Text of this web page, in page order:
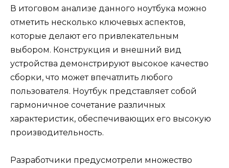
В итоговом анализе данного ноутбука можно
отметить несколько ключевых аспектов,
которые делают его привлекательным
выбором. Конструкция и внешний вид
устройства демонстрируют высокое качество
сборки, что может впечатлить любого
пользователя. Ноутбук представляет собой
гармоничное сочетание различных
характеристик, обеспечивающих его высокую
производительность.
Разработчики предусмотрели множество